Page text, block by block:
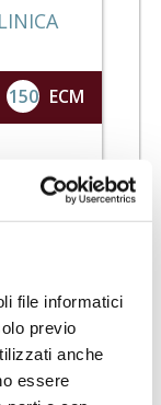
file informatici
previo
anche
essere
150 ECM